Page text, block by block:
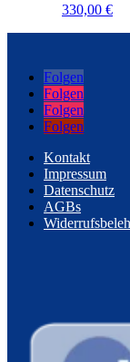
330,00 €
Folgen
Folgen
Folgen
Folgen
Kontakt
Impressum
Datenschutz
AGBs